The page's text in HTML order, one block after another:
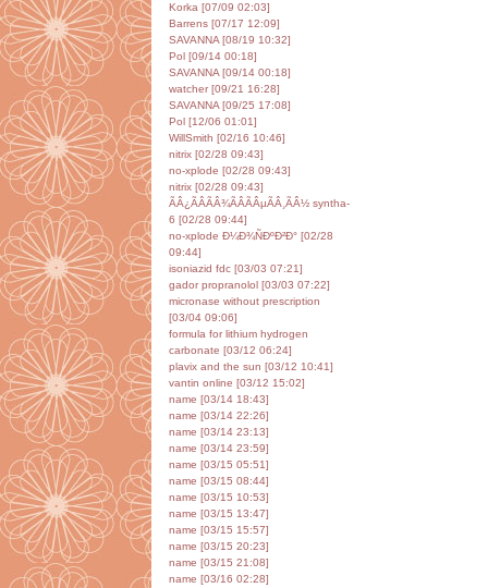
Korka [07/09 02:03]
Barrens [07/17 12:09]
SAVANNA [08/19 10:32]
Pol [09/14 00:18]
SAVANNA [09/14 00:18]
watcher [09/21 16:28]
SAVANNA [09/25 17:08]
Pol [12/06 01:01]
WillSmith [02/16 10:46]
nitrix [02/28 09:43]
no-xplode [02/28 09:43]
nitrix [02/28 09:43]
ÃÂ¿ÃÂÃÂ¾ÃÂÃÂµÃÂ¸ÃÂ½ syntha-
6 [02/28 09:44]
no-xplode Ð¼Ð¾ÑÐºÐ²Ð° [02/28
09:44]
isoniazid fdc [03/03 07:21]
gador propranolol [03/03 07:22]
micronase without prescription
[03/04 09:06]
formula for lithium hydrogen
carbonate [03/12 06:24]
plavix and the sun [03/12 10:41]
vantin online [03/12 15:02]
name [03/14 18:43]
name [03/14 22:26]
name [03/14 23:13]
name [03/14 23:59]
name [03/15 05:51]
name [03/15 08:44]
name [03/15 10:53]
name [03/15 13:47]
name [03/15 15:57]
name [03/15 20:23]
name [03/15 21:08]
name [03/16 02:28]